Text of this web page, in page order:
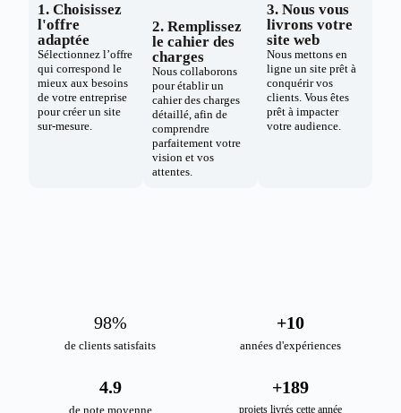
1. Choisissez
l'offre
adaptée
Sélectionnez l’offre
qui correspond le
mieux aux besoins
de votre entreprise
pour créer un site
sur-mesure.
2. Remplissez
le cahier des
charges
Nous collaborons
pour établir un
cahier des charges
détaillé, afin de
comprendre
parfaitement votre
vision et vos
attentes.
3. Nous vous
livrons votre
site web
Nous mettons en
ligne un site prêt à
conquérir vos
clients. Vous êtes
prêt à impacter
votre audience.
de clients satisfaits
98%
années d'expériences
+10
de note moyenne
4.9
projets livrés cette année
+189